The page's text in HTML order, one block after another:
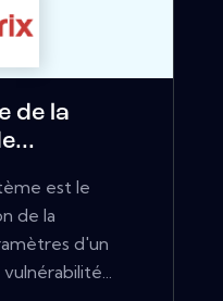
de la
est le
de la
d'un